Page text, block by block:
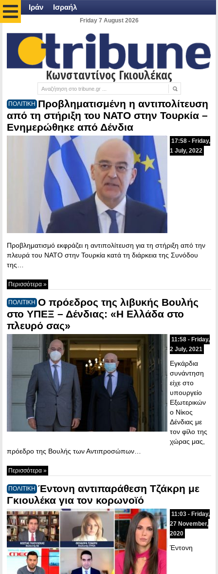
Ιράν Ισραήλ
Friday 7 August 2026
Κωνσταντίνος Γκιουλέκας
ΠΟΛΙΤΙΚΗ Προβληματισμένη η αντιπολίτευση
από τη στήριξη του ΝΑΤΟ στην Τουρκία –
Ενημερώθηκε από Δένδια
17:58 - Friday,
1 July, 2022
Προβληματισμό εκφράζει η αντιπολίτευση για τη στήριξη από την
πλευρά του ΝΑΤΟ στην Τουρκία κατά τη διάρκεια της Συνόδου
της…
Περισσότερα »
ΠΟΛΙΤΙΚΗ Ο πρόεδρος της λιβυκής Βουλής
στο ΥΠΕΞ – Δένδιας: «Η Ελλάδα στο
πλευρό σας»
11:58 - Friday,
2 July, 2021
Εγκάρδια
συνάντηση
είχε στο
υπουργείο
Εξωτερικών
ο Νίκος
Δένδιας με
τον φίλο της
χώρας μας,
πρόεδρο της Βουλής των Αντιπροσώπων…
Περισσότερα »
ΠΟΛΙΤΙΚΗ Έντονη αντιπαράθεση Τζάκρη με
Γκιουλέκα για τον κορωνοϊό
11:03 - Friday,
27 November,
2020
Έντονη